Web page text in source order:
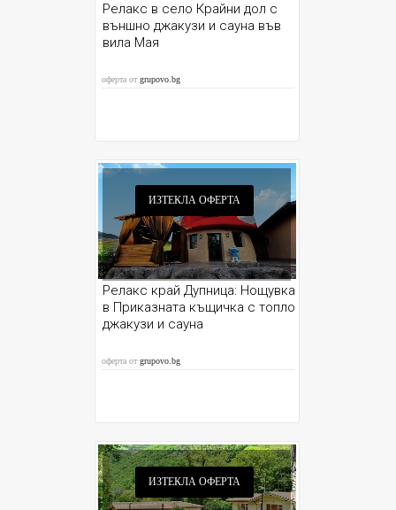
Релакс в село Крайни дол с
външно джакузи и сауна във
вила Мая
оферта отgrupovo.bg
ИЗТЕКЛА ОФЕРТА
Релакс край Дупница: Нощувка
в Приказната къщичка с топло
джакузи и сауна
оферта отgrupovo.bg
ИЗТЕКЛА ОФЕРТА